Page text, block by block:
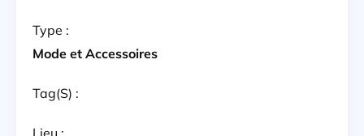
Type :
Mode et Accessoires
Tag(s) :